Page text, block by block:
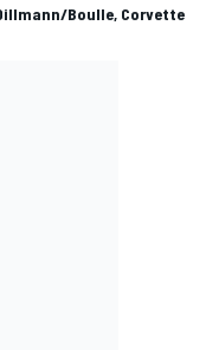
Boulle, Corvette